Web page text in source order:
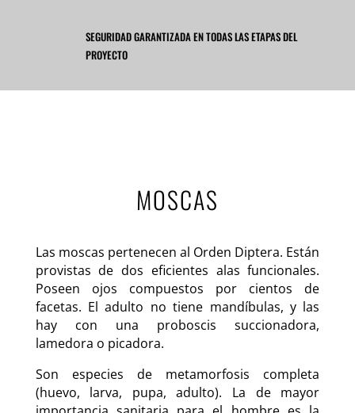
SEGURIDAD GARANTIZADA EN TODAS LAS ETAPAS DEL
PROYECTO
MOSCAS
Las moscas pertenecen al Orden Diptera. Están
provistas de dos eficientes alas funcionales.
Poseen ojos compuestos por cientos de
facetas. El adulto no tiene mandíbulas, y las
hay con una proboscis succionadora,
lamedora o picadora.
Son especies de metamorfosis completa
(huevo, larva, pupa, adulto). La de mayor